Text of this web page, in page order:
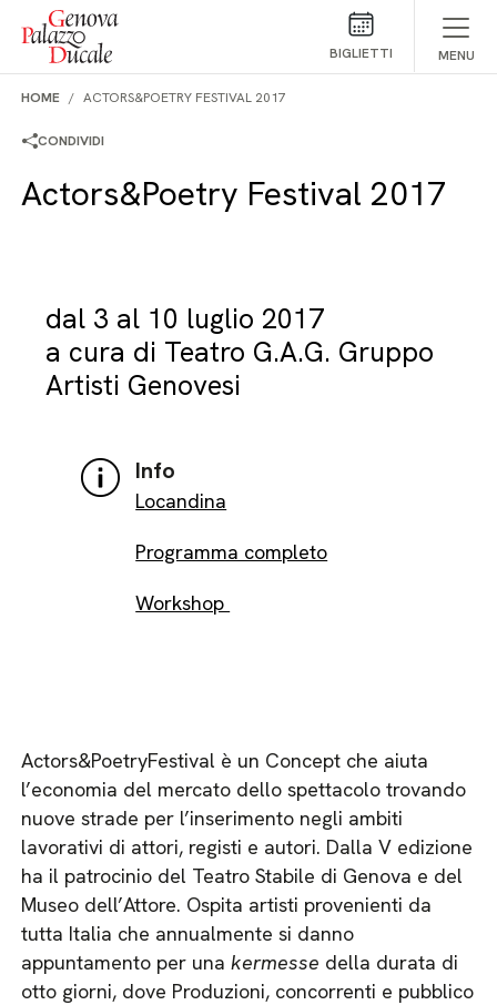
Salta al contenuto
BIGLIETTI MENU
HOME ACTORS&POETRY FESTIVAL 2017
CONDIVIDI
Actors&Poetry Festival 2017
dal 3 al 10 luglio 2017
a cura di Teatro G.A.G. Gruppo
Artisti Genovesi
Info
Locandina
Programma completo
Workshop
Actors&PoetryFestival è un Concept che aiuta
l’economia del mercato dello spettacolo trovando
nuove strade per l’inserimento negli ambiti
lavorativi di attori, registi e autori. Dalla V edizione
ha il patrocinio del Teatro Stabile di Genova e del
Museo dell’Attore. Ospita artisti provenienti da
tutta Italia che annualmente si danno
appuntamento per unakermesse della durata di
otto giorni, dove Produzioni, concorrenti e pubblico